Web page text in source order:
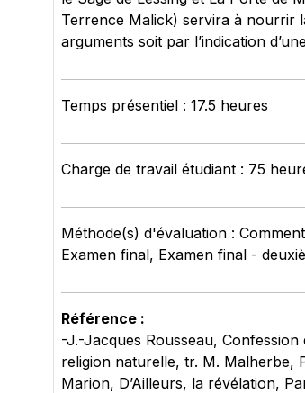
Terrence Malick) servira à nourrir
arguments soit par l’indication
Temps présentiel : 17.5 heures
Charge de travail étudiant : 75
Méthode(s) d'évaluation :
Examen final, Examen final -
Référence :
-J.-Jacques Rousseau,
religion naturelle, tr. M. Malherbe,
Marion, D’Ailleurs, la révélation,